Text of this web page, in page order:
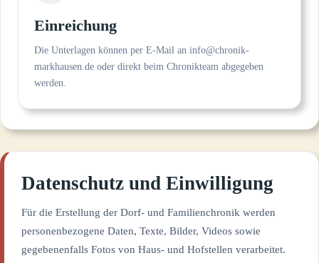
Einreichung
Die Unterlagen können per E-Mail an info@chronik-
markhausen.de oder direkt beim Chronikteam abgegeben
werden.
Datenschutz und Einwilligung
Für die Erstellung der Dorf- und Familienchronik werden
personenbezogene Daten, Texte, Bilder, Videos sowie
gegebenenfalls Fotos von Haus- und Hofstellen verarbeitet.